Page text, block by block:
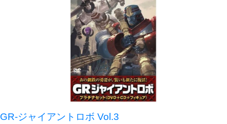
GR-ジャイアントロボ Vol.3